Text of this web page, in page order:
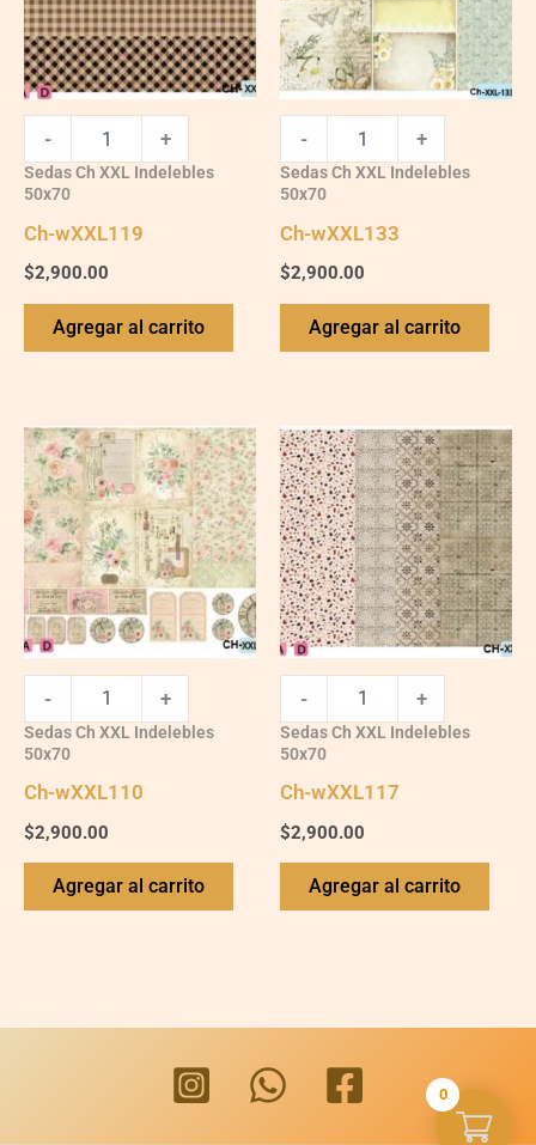
- +
Sedas Ch XXL Indelebles
50x70
Ch-wXXL119
$2,900.00
Agregar al carrito
- +
Sedas Ch XXL Indelebles
50x70
Ch-wXXL133
$2,900.00
Agregar al carrito
Ch-
wXXL110
quantity
- +
Sedas Ch XXL Indelebles
50x70
Ch-wXXL110
$2,900.00
Agregar al carrito
Ch-
wXXL117
quantity
- +
Sedas Ch XXL Indelebles
50x70
Ch-wXXL117
$2,900.00
Agregar al carrito
0